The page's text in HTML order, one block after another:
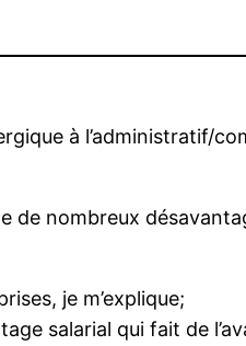
à l’administratif/
de nombreux
je m’explique;
salarial qui fait de